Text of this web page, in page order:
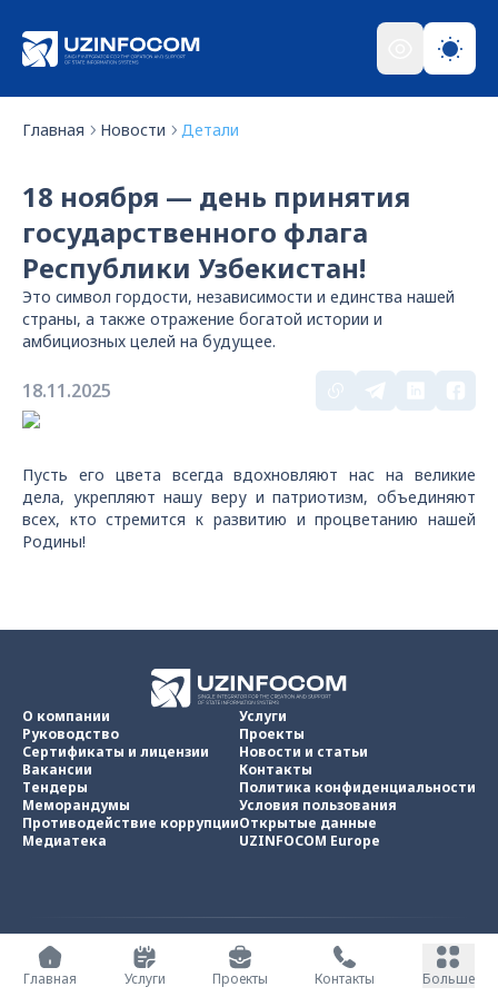
Главная Новости Детали
18 ноября — день принятия
государственного флага
Республики Узбекистан!
Это символ гордости, независимости и единства нашей
страны, а также отражение богатой истории и
амбициозных целей на будущее.
18.11.2025
Пусть его цвета всегда вдохновляют нас на великие
дела, укрепляют нашу веру и патриотизм, объединяют
всех, кто стремится к развитию и процветанию нашей
Родины!
О компании
Руководство
Сертификаты и лицензии
Вакансии
Тендеры
Меморандумы
Противодействие коррупции
Медиатека
Услуги
Проекты
Новости и статьи
Контакты
Политика конфиденциальности
Условия пользования
Открытые данные
UZINFOCOM Europe
UZINFOCOM © 2002 - 2026
Все права защищены
Главная
Услуги Проекты Контакты Больше